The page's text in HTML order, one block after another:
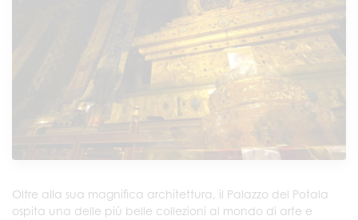
Oltre alla sua magnifica architettura, il Palazzo del Potala
ospita una delle più belle collezioni al mondo di arte e